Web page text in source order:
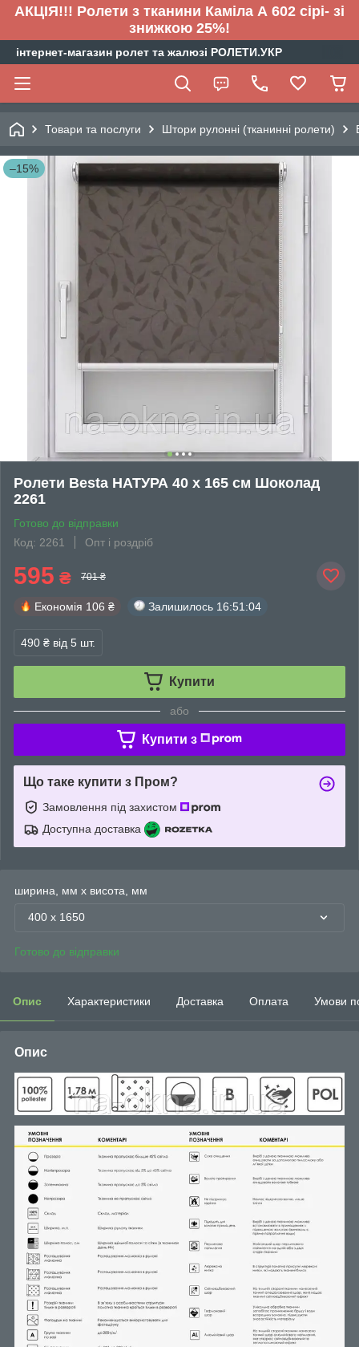
АКЦІЯ!!! Ролети з тканини Каміла А 602 сірі- зі
знижкою 25%!
інтернет-магазин ролет та жалюзі РОЛЕТИ.УКР
Товари та послуги Штори рулонні (тканинні ролети)
–15%
Ролети Besta НАТУРА 40 х 165 см Шоколад
2261
Готово до відправки
Код: 2261
Опт і роздріб
595 ₴ 701 ₴
Економія 106 ₴ Залишилось 16:51:04
490 ₴ від 5 шт.
Купити
або
Купити з
Що таке купити з Пром?
Замовлення під захистом
Доступна доставка
ширина, мм х висота, мм
400 х 1650
Готово до відправки
Опис Характеристики Доставка Оплата Умови
Опис